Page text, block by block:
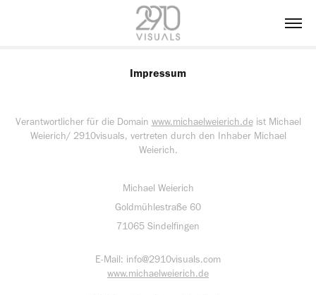
Impressum
Verantwortlicher für die Domain www.michaelweierich.deist Michael
Weierich/ 2910visuals, vertreten durch den Inhaber Michael
Weierich.
Michael Weierich
Goldmühlestraße 60
71065 Sindelfingen
E-Mail: info@2910visuals.com
www.michaelweierich.de